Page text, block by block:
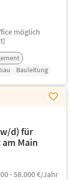
möglich
Bauleitung
d) für
Main
- 58.000 €/Jahr